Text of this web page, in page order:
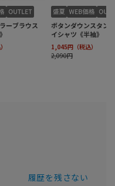
履歴を残さない